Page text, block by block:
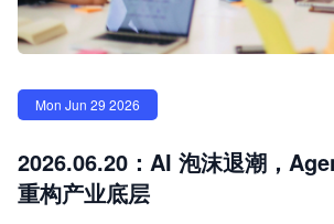
Mon Jun 29 2026
2026.06.20：AI 泡沫退潮，
重构产业底层